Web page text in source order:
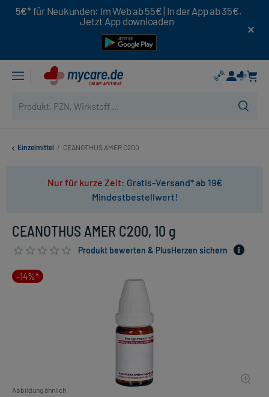
5€* für Neukunden: Im Web ab 55€ | In der App ab 35€.
Jetzt App downloaden
Einzelmittel / CEANOTHUS AMER C200
Nur für kurze Zeit: Gratis-Versand* ab 19€
Mindestbestellwert!
CEANOTHUS AMER C200, 10 g
Produkt bewerten & PlusHerzen sichern
-14%*
Abbildung ähnlich